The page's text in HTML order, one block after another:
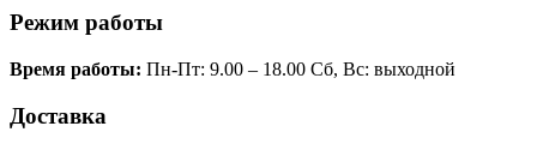
Режим работы
Время работы: Пн-Пт: 9.00 – 18.00 Сб, Вс: выходной
Доставка